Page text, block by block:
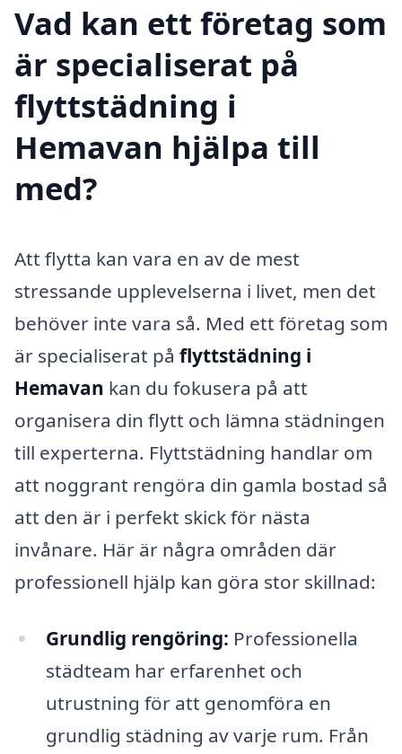
Vad kan ett företag som
är specialiserat på
flyttstädning i
Hemavan hjälpa till
med?
Att flytta kan vara en av de mest
stressande upplevelserna i livet, men det
behöver inte vara så. Med ett företag som
är specialiserat på flyttstädning i
Hemavan kan du fokusera på att
organisera din flytt och lämna städningen
till experterna. Flyttstädning handlar om
att noggrant rengöra din gamla bostad så
att den är i perfekt skick för nästa
invånare. Här är några områden där
professionell hjälp kan göra stor skillnad:
Grundlig rengöring: Professionella
städteam har erfarenhet och
utrustning för att genomföra en
grundlig städning av varje rum. Från